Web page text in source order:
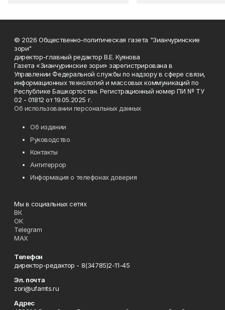
© 2026 Общественно-политическая газета "Зианчуринские
зори"
директор-главный редактор В.Е. Куянова
Газета «Зианчуринские зори» зарегистрирована в
Управлении Федеральной службы по надзору в сфере связи,
информационных технологий и массовых коммуникаций по
Республике Башкортостан. Регистрационный номер ПИ № ТУ
02 - 01812 от 19.05.2025 г.
Об использовании персональных данных
Об издании
Руководство
Контакты
Антитеррор
Информация о телефонах доверия
Мы в социальных сетях
ВК
ОК
Telegram
MAX
Телефон
директор-редактор - 8(34785)2-11-45
Эл. почта
zori@ufamts.ru
Адрес